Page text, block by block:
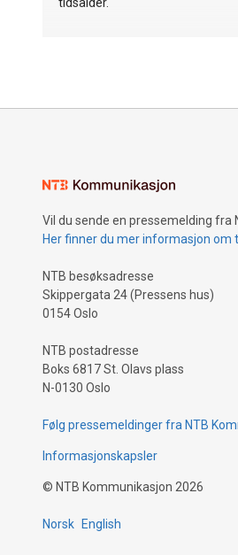
Vil du sende en pressemelding fra
Her finner du mer informasjon om
NTB besøksadresse
Skippergata 24 (Pressens hus)
0154 Oslo
NTB postadresse
Boks 6817 St. Olavs plass
N-0130 Oslo
Følg pressemeldinger fra NTB
Informasjonskapsler
© NTB Kommunikasjon 2026
Norsk English